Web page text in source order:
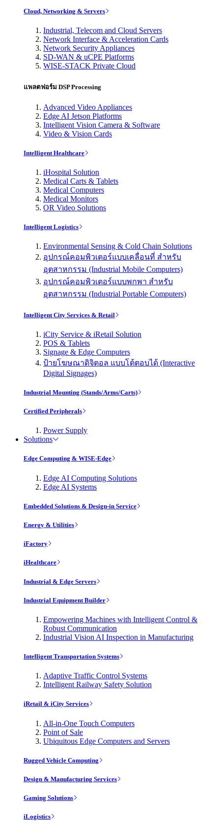
Cloud, Networking & Servers
Industrial, Telecom and Cloud Servers
Network Interface & Acceleration Cards
Network Security Appliances
SD-WAN & uCPE Platforms
WISE-STACK Private Cloud
แพลตฟอร์ม DSP Processing
Advanced Video Appliances
Edge AI Jetson Platforms
Intelligent Vision Camera & Software
Video & Vision Cards
Intelligent Healthcare
iHospital Solution
Medical Carts & Tablets
Medical Computers
Medical Monitors
OR Video Solutions
Intelligent Logistics
Environmental Sensing & Cold Chain Solutions
อุปกรณ์คอมพิวเตอร์แบบเคลื่อนที่ สำหรับ
อุตสาหกรรม (Industrial Mobile Computers)
อุปกรณ์คอมพิวเตอร์แบบพกพา สำหรับ
อุตสาหกรรม (Industrial Portable Computers)
Intelligent City Services & Retail
iCity Service & iRetail Solution
POS & Tablets
Signage & Edge Computers
ป้ายโฆษณาดิจิตอล แบบโต้ตอบได้ (Interactive
Digital Signages)
Industrial Mounting (Stands/Arms/Carts)
Certified Peripherals
Power Supply
Solutions
Edge Computing & WISE-Edge
Edge AI Computing Solutions
Edge AI Systems
Embedded Solutions & Design-in Service
Energy & Utilities
iFactory
iHealthcare
Industrial & Edge Servers
Industrial Equipment Builder
Empowering Machines with Intelligent Control &
Robust Communication
Industrial Vision AI Inspection in Manufacturing
Intelligent Transportation Systems
Adaptive Traffic Control Systems
Intelligent Railway Safety Solution
iRetail & iCity Services
All-in-One Touch Computers
Point of Sale
Ubiquitous Edge Computers and Servers
Rugged Vehicle Computing
Design & Manufacturing Services
Gaming Solutions
iLogistics